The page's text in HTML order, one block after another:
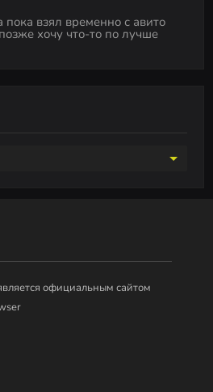
пока взял временно с авито
хочу что-то по лучше
официальным сайтом